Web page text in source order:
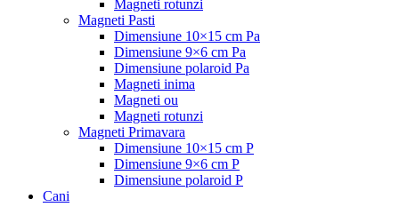
Magneti rotunzi
Magneti Pasti
Dimensiune 10×15 cm Pa
Dimensiune 9×6 cm Pa
Dimensiune polaroid Pa
Magneti inima
Magneti ou
Magneti rotunzi
Magneti Primavara
Dimensiune 10×15 cm P
Dimensiune 9×6 cm P
Dimensiune polaroid P
Cani